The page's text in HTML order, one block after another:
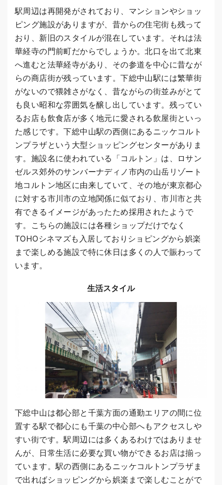
駅周辺は再開発がされており、マンションやショッ
ピング施設がありますが、昔からの住宅街も残って
おり、新旧のスタイルが混在しています。それは法
華経寺の門前町だからでしょうか。北口を出て北東
へ進むと法華経寺があり、その参道を中心に昔なが
らの商店街が残っています。下総中山駅には繁華街
がないので猥雑さがなく、昔ながらの街並みがとて
も良い昭和な雰囲気を醸し出しています。残ってい
るお店も飲食店が多く地元に愛される飲屋街といっ
た感じです。下総中山駅の西側にあるニッケコルト
ンプラザという大型ショッピングセンターがありま
す。施設名に使われている「コルトン」は、ロサン
ゼルス郊外のサンバーナディノ市内の山岳リゾート
地コルトン地区に由来していて、その地が東京都心
に対する市川市の立地関係に似ており、市川市と共
有できるイメージがあったため採用されたようで
す。こちらの施設には各種ショップだけでなく
TOHOシネマズも入居しておりショピングから娯楽
まで楽しめる施設で特に休日は多くの人で賑わって
います。
生活スタイル
下総中山は都心部と千葉方面の通勤エリアの間に位
置する駅で都心にも千葉の中心部へもアクセスしや
すい街です。駅周辺には多くあるわけではありませ
んが、日常生活に必要な買い物ができるお店は揃っ
ています。駅の西側にあるニッケコルトンプラザま
で出ればショッピングから娯楽まで楽しむことがで